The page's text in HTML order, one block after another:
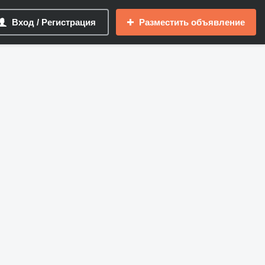
Вход / Регистрация Разместить объявление